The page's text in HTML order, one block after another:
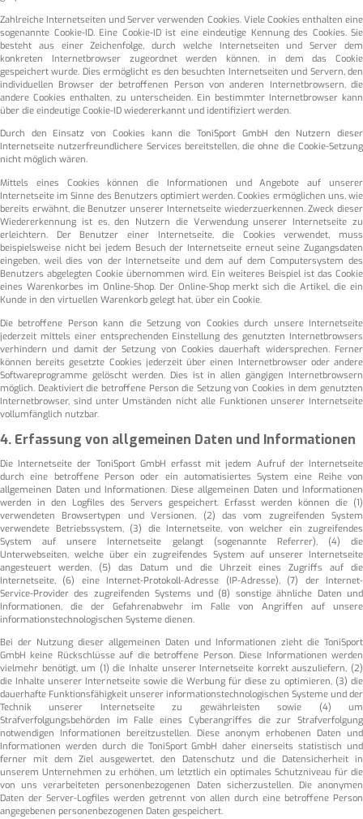
Zahlreiche Internetseiten und Server verwenden Cookies. Viele Cookies enthalten eine
sogenannte Cookie-ID. Eine Cookie-ID ist eine eindeutige Kennung des Cookies. Sie
besteht aus einer Zeichenfolge, durch welche Internetseiten und Server dem
konkreten Internetbrowser zugeordnet werden können, in dem das Cookie
gespeichert wurde. Dies ermöglicht es den besuchten Internetseiten und Servern, den
individuellen Browser der betroffenen Person von anderen Internetbrowsern, die
andere Cookies enthalten, zu unterscheiden. Ein bestimmter Internetbrowser kann
über die eindeutige Cookie-ID wiedererkannt und identifiziert werden.
Durch den Einsatz von Cookies kann die ToniSport GmbH den Nutzern dieser
Internetseite nutzerfreundlichere Services bereitstellen, die ohne die Cookie-Setzung
nicht möglich wären.
Mittels eines Cookies können die Informationen und Angebote auf unserer
Internetseite im Sinne des Benutzers optimiert werden. Cookies ermöglichen uns, wie
bereits erwähnt, die Benutzer unserer Internetseite wiederzuerkennen. Zweck dieser
Wiedererkennung ist es, den Nutzern die Verwendung unserer Internetseite zu
erleichtern. Der Benutzer einer Internetseite, die Cookies verwendet, muss
beispielsweise nicht bei jedem Besuch der Internetseite erneut seine Zugangsdaten
eingeben, weil dies von der Internetseite und dem auf dem Computersystem des
Benutzers abgelegten Cookie übernommen wird. Ein weiteres Beispiel ist das Cookie
eines Warenkorbes im Online-Shop. Der Online-Shop merkt sich die Artikel, die ein
Kunde in den virtuellen Warenkorb gelegt hat, über ein Cookie.
Die betroffene Person kann die Setzung von Cookies durch unsere Internetseite
jederzeit mittels einer entsprechenden Einstellung des genutzten Internetbrowsers
verhindern und damit der Setzung von Cookies dauerhaft widersprechen. Ferner
können bereits gesetzte Cookies jederzeit über einen Internetbrowser oder andere
Softwareprogramme gelöscht werden. Dies ist in allen gängigen Internetbrowsern
möglich. Deaktiviert die betroffene Person die Setzung von Cookies in dem genutzten
Internetbrowser, sind unter Umständen nicht alle Funktionen unserer Internetseite
vollumfänglich nutzbar.
4. Erfassung von allgemeinen Daten und Informationen
Die Internetseite der ToniSport GmbH erfasst mit jedem Aufruf der Internetseite
durch eine betroffene Person oder ein automatisiertes System eine Reihe von
allgemeinen Daten und Informationen. Diese allgemeinen Daten und Informationen
werden in den Logfiles des Servers gespeichert. Erfasst werden können die (1)
verwendeten Browsertypen und Versionen, (2) das vom zugreifenden System
verwendete Betriebssystem, (3) die Internetseite, von welcher ein zugreifendes
System auf unsere Internetseite gelangt (sogenannte Referrer), (4) die
Unterwebseiten, welche über ein zugreifendes System auf unserer Internetseite
angesteuert werden, (5) das Datum und die Uhrzeit eines Zugriffs auf die
Internetseite, (6) eine Internet-Protokoll-Adresse (IP-Adresse), (7) der Internet-
Service-Provider des zugreifenden Systems und (8) sonstige ähnliche Daten und
Informationen, die der Gefahrenabwehr im Falle von Angriffen auf unsere
informationstechnologischen Systeme dienen.
Bei der Nutzung dieser allgemeinen Daten und Informationen zieht die ToniSport
GmbH keine Rückschlüsse auf die betroffene Person. Diese Informationen werden
vielmehr benötigt, um (1) die Inhalte unserer Internetseite korrekt auszuliefern, (2)
die Inhalte unserer Internetseite sowie die Werbung für diese zu optimieren, (3) die
dauerhafte Funktionsfähigkeit unserer informationstechnologischen Systeme und der
Technik unserer Internetseite zu gewährleisten sowie (4) um
Strafverfolgungsbehörden im Falle eines Cyberangriffes die zur Strafverfolgung
notwendigen Informationen bereitzustellen. Diese anonym erhobenen Daten und
Informationen werden durch die ToniSport GmbH daher einerseits statistisch und
ferner mit dem Ziel ausgewertet, den Datenschutz und die Datensicherheit in
unserem Unternehmen zu erhöhen, um letztlich ein optimales Schutzniveau für die
von uns verarbeiteten personenbezogenen Daten sicherzustellen. Die anonymen
Daten der Server-Logfiles werden getrennt von allen durch eine betroffene Person
angegebenen personenbezogenen Daten gespeichert.